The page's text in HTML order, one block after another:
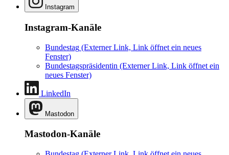
Instagram
Instagram-Kanäle
Bundestag (Externer Link, Link öffnet ein neues
Fenster)
Bundestagspräsidentin (Externer Link, Link öffnet ein
neues Fenster)
LinkedIn
Mastodon
Mastodon-Kanäle